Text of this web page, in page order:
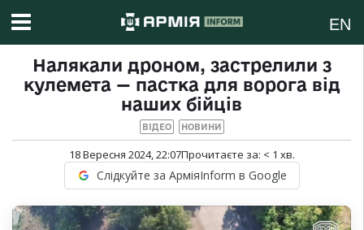
EN
Налякали дроном, застрелили з
кулемета — пастка для ворога від
наших бійців
ВІДЕО НОВИНИ
18 Вересня 2024, 22:07Прочитаєте за: < 1 хв.
Слідкуйте за АрміяInform в Google